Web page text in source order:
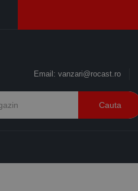
Email: vanzari@rocast.ro
Cauta